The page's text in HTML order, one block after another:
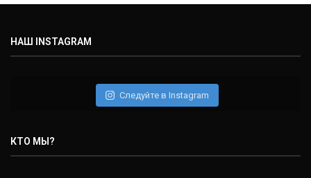
НАШ INSTAGRAM
Следуйте в Instagram
КТО МЫ?